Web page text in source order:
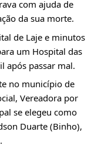
com ajuda de
da sua morte.
de Laje e minutos
um Hospital das
após passar mal.
no município de
Vereadora por
se elegeu como
Duarte (Binho),